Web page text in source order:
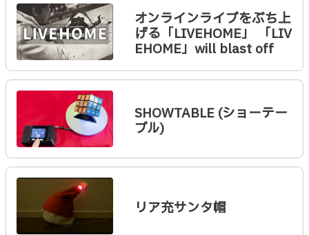
オンラインライブをぶち上
げる「LIVEHOME」 「LIV
EHOME」will blast off
SHOWTABLE (ショーテー
ブル)
リア充サンタ帽